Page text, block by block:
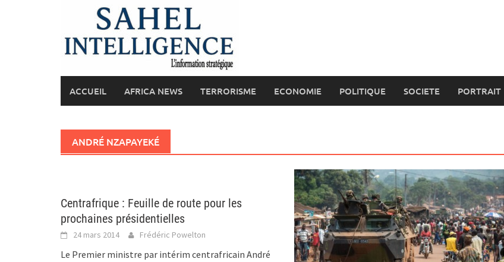
ACCUEIL AFRICA NEWS TERRORISME ECONOMIE POLITIQUE SOCIETE PORTRAIT
ANDRÉ NZAPAYEKÉ
Centrafrique : Feuille de route pour les
prochaines présidentielles
24 mars 2014 Frédéric Powelton
Le Premier ministre par intérim centrafricain André